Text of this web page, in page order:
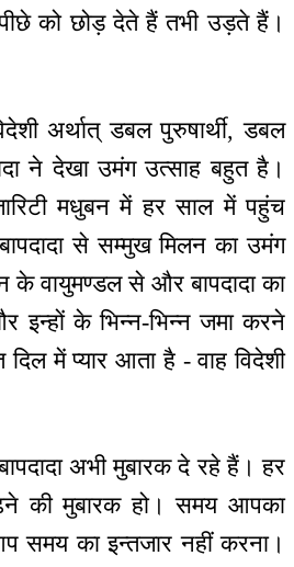
को छोड़ देते हैं तभी उड़ते हैं।
अर्थात् डबल पुरुषार्थी, डबल
ने देखा उमंग उत्साह बहुत है।
मधुबन में हर साल में पहुंच
से सम्मुख मिलन का उमंग
के वायुमण्डल से और बापदादा का
इन्हों के भिन्न-भिन्न जमा करने
में प्यार आता है - वाह विदेशी
अभी मुबारक दे रहे हैं। हर
की मुबारक हो। समय आपका
समय का इन्तजार नहीं करना।